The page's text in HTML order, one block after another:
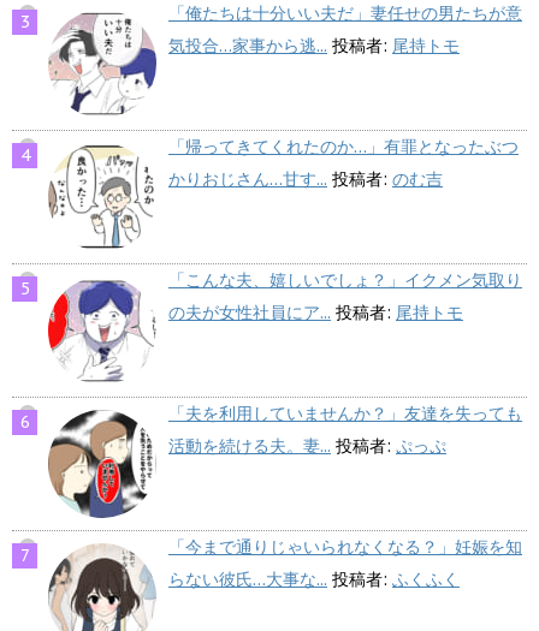
「俺たちは十分いい夫だ」妻任せの男たちが意
気投合…家事から逃... 投稿者: 尾持トモ
「帰ってきてくれたのか…」有罪となったぶつ
かりおじさん…甘す... 投稿者: のむ吉
「こんな夫、嬉しいでしょ？」イクメン気取り
の夫が女性社員にア... 投稿者: 尾持トモ
「夫を利用していませんか？」友達を失っても
活動を続ける夫。妻... 投稿者: ぷっぷ
「今まで通りじゃいられなくなる？」妊娠を知
らない彼氏…大事な... 投稿者: ふくふく